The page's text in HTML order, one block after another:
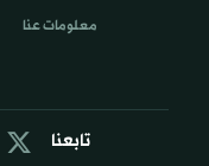
تابعنا
معلومات عنا